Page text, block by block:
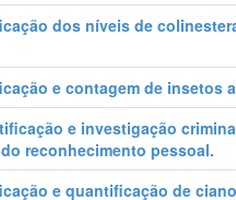
dos níveis de
e contagem de insetos
e investigação
reconhecimento pessoal.
e quantificação de